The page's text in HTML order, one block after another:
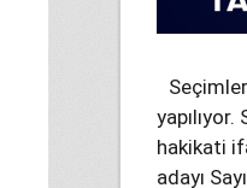
hakikati
adayı